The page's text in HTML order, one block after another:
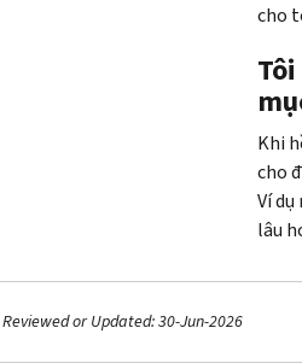
cho
Khi
cho
Ví
lâu
or Updated: 30-Jun-2026